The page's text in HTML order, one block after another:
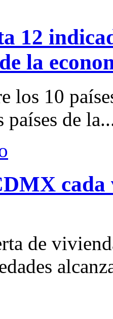
12
la
los 10
países de
cada
de